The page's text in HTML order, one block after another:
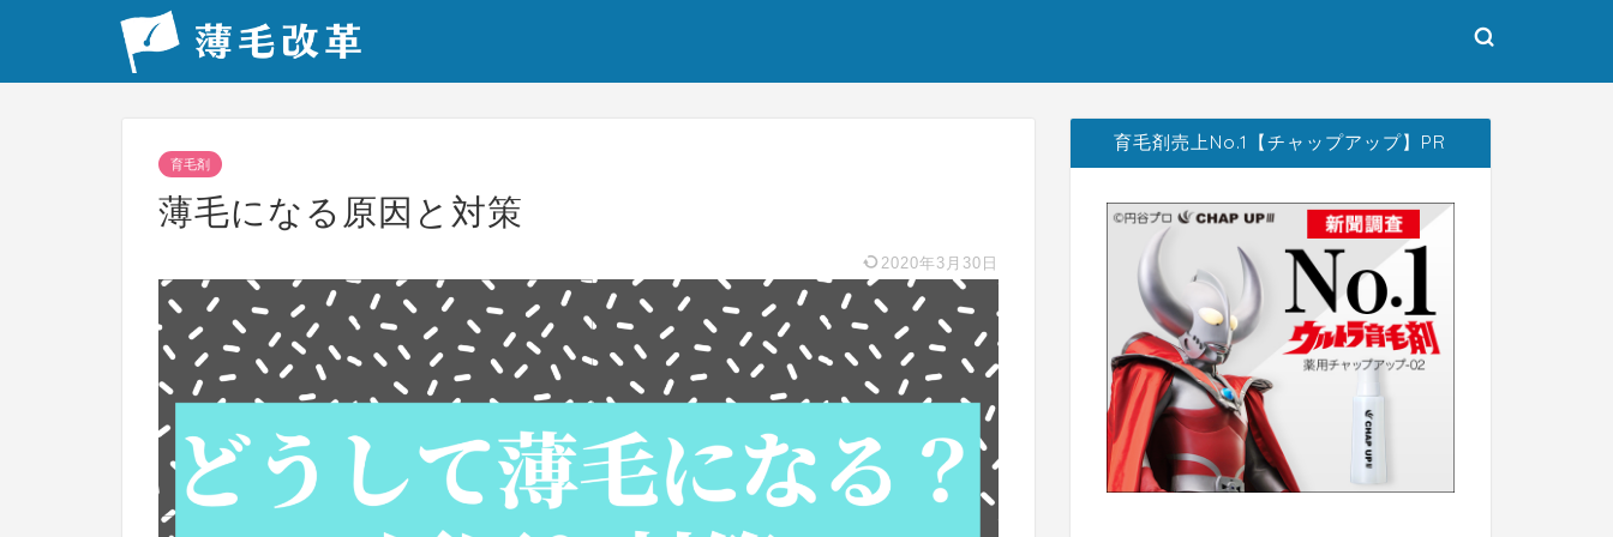
育毛剤
薄毛になる原因と対策
2020年3月30日
育毛剤売上No.1【チャップアップ】PR